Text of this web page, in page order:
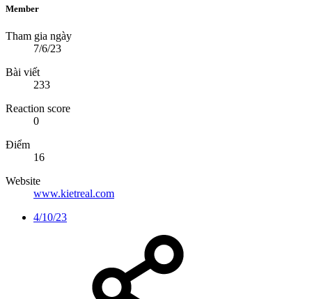
Member
Tham gia ngày
7/6/23
Bài viết
233
Reaction score
0
Điểm
16
Website
www.kietreal.com
4/10/23